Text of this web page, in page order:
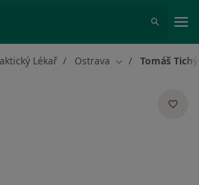
Lékař Ostrava Změna města
Tomáš Tichý